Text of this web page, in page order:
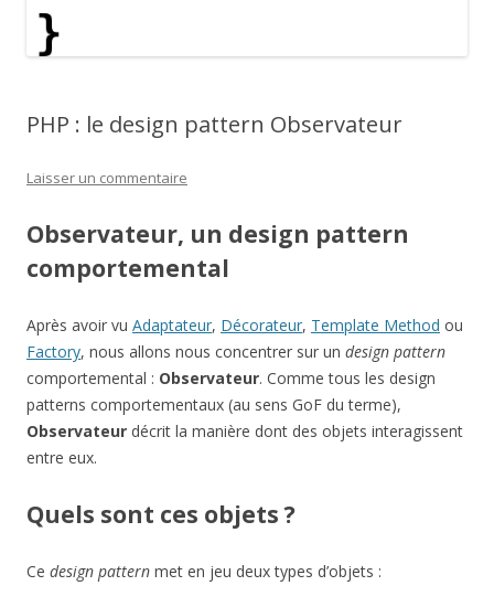
PHP : le design pattern Observateur
Laisser un commentaire
Observateur, un design pattern
comportemental
Après avoir vu Adaptateur, Décorateur, Template Method ou
Factory, nous allons nous concentrer sur un design pattern
comportemental : Observateur. Comme tous les design
patterns comportementaux (au sens GoF du terme),
Observateur décrit la manière dont des objets interagissent
entre eux.
Quels sont ces objets ?
Ce design pattern met en jeu deux types d’objets :